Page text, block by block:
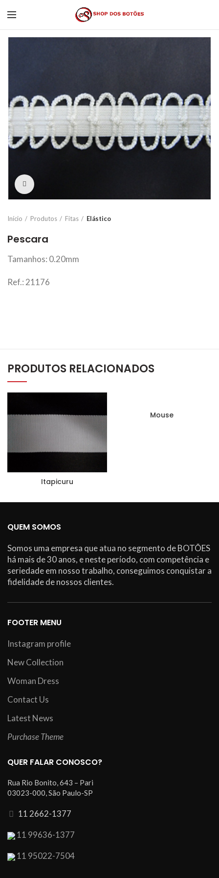
Início Produtos Fitas Elástico
Pescara
Tamanhos: 0.20mm
Ref.: 21176
PRODUTOS RELACIONADOS
Itapicuru
Mouse
QUEM SOMOS
Somos uma empresa que atua no segmento de BOTÕES
há mais de 30 anos, e neste período, com competência e
seriedade em nosso trabalho, conseguimos conquistar a
fidelidade de nossos clientes.
FOOTER MENU
Instagram profile
New Collection
Woman Dress
Contact Us
Latest News
Purchase Theme
QUER FALAR CONOSCO?
Rua Rio Bonito, 643 – Pari
03023-000, São Paulo-SP
11 2662-1377
11 99636-1377
11 95022-7504